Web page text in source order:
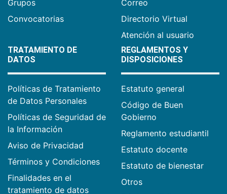
Grupos
Convocatorias
Correo
Directorio Virtual
Atención al usuario
TRATAMIENTO DE
DATOS
Políticas de Tratamiento
de Datos Personales
Políticas de Seguridad de
la Información
Aviso de Privacidad
Términos y Condiciones
Finalidades en el
tratamiento de datos
REGLAMENTOS Y
DISPOSICIONES
Estatuto general
Código de Buen
Gobierno
Reglamento estudiantil
Estatuto docente
Estatuto de bienestar
Otros